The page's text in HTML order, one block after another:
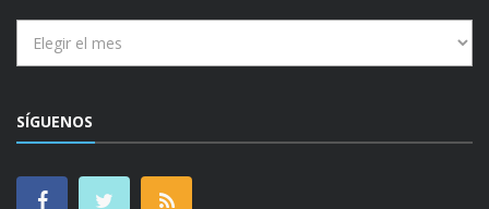
Archivos
SÍGUENOS